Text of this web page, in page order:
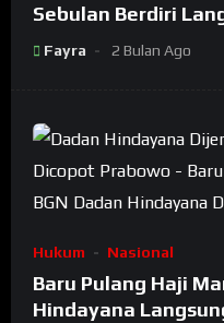
Sebulan Berdiri
Bongkar Oknum
Fayra 2 Bulan Ago
Hukum Nasional
Baru Pulang Haji
Hindayana